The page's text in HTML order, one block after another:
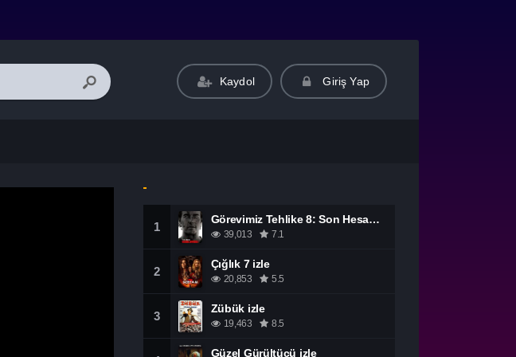
Kaydol Giriş Yap
1
Görevimiz Tehlike 8: Son Hesaplaşma izle
39,013 7.1
2
Çığlık 7 izle
20,853 5.5
3
Zübük izle
19,463 8.5
Güzel Gürültücü izle